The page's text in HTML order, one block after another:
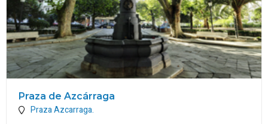
Praza de Azcárraga
Praza Azcarraga.